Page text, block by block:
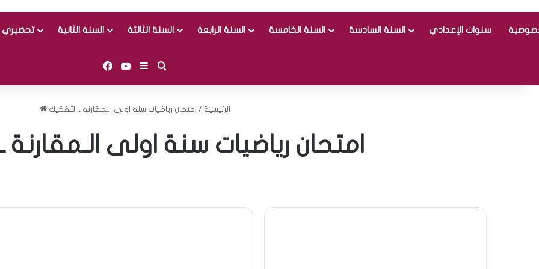
تحضيري السنة الثانية السنة الثالثة السنة الرابعة السنة الخامسة السنة السادسة سنوات الإعدادي
Facebook
YouTubeSidebar (barre latérale)
الرئيسية / امتحان رياضيات سنة اولى الـمقارنة ـ التفكيك
امتحان رياضيات سنة اولى الـمقارنة